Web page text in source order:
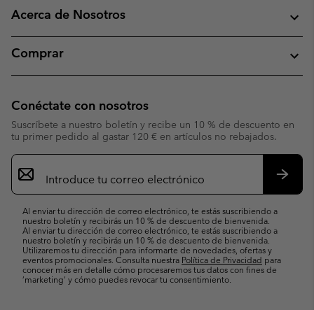
Acerca de Nosotros
Comprar
Conéctate con nosotros
Suscríbete a nuestro boletín y recibe un 10 % de descuento en
tu primer pedido al gastar 120 € en artículos no rebajados.
Suscripción
de
correo
Al enviar tu dirección de correo electrónico, te estás suscribiendo a
nuestro boletín y recibirás un 10 % de descuento de bienvenida.
Al enviar tu dirección de correo electrónico, te estás suscribiendo a
nuestro boletín y recibirás un 10 % de descuento de bienvenida.
Utilizaremos tu dirección para informarte de novedades, ofertas y
eventos promocionales. Consulta nuestra Política de Privacidad para
conocer más en detalle cómo procesaremos tus datos con fines de
’marketing’ y cómo puedes revocar tu consentimiento.